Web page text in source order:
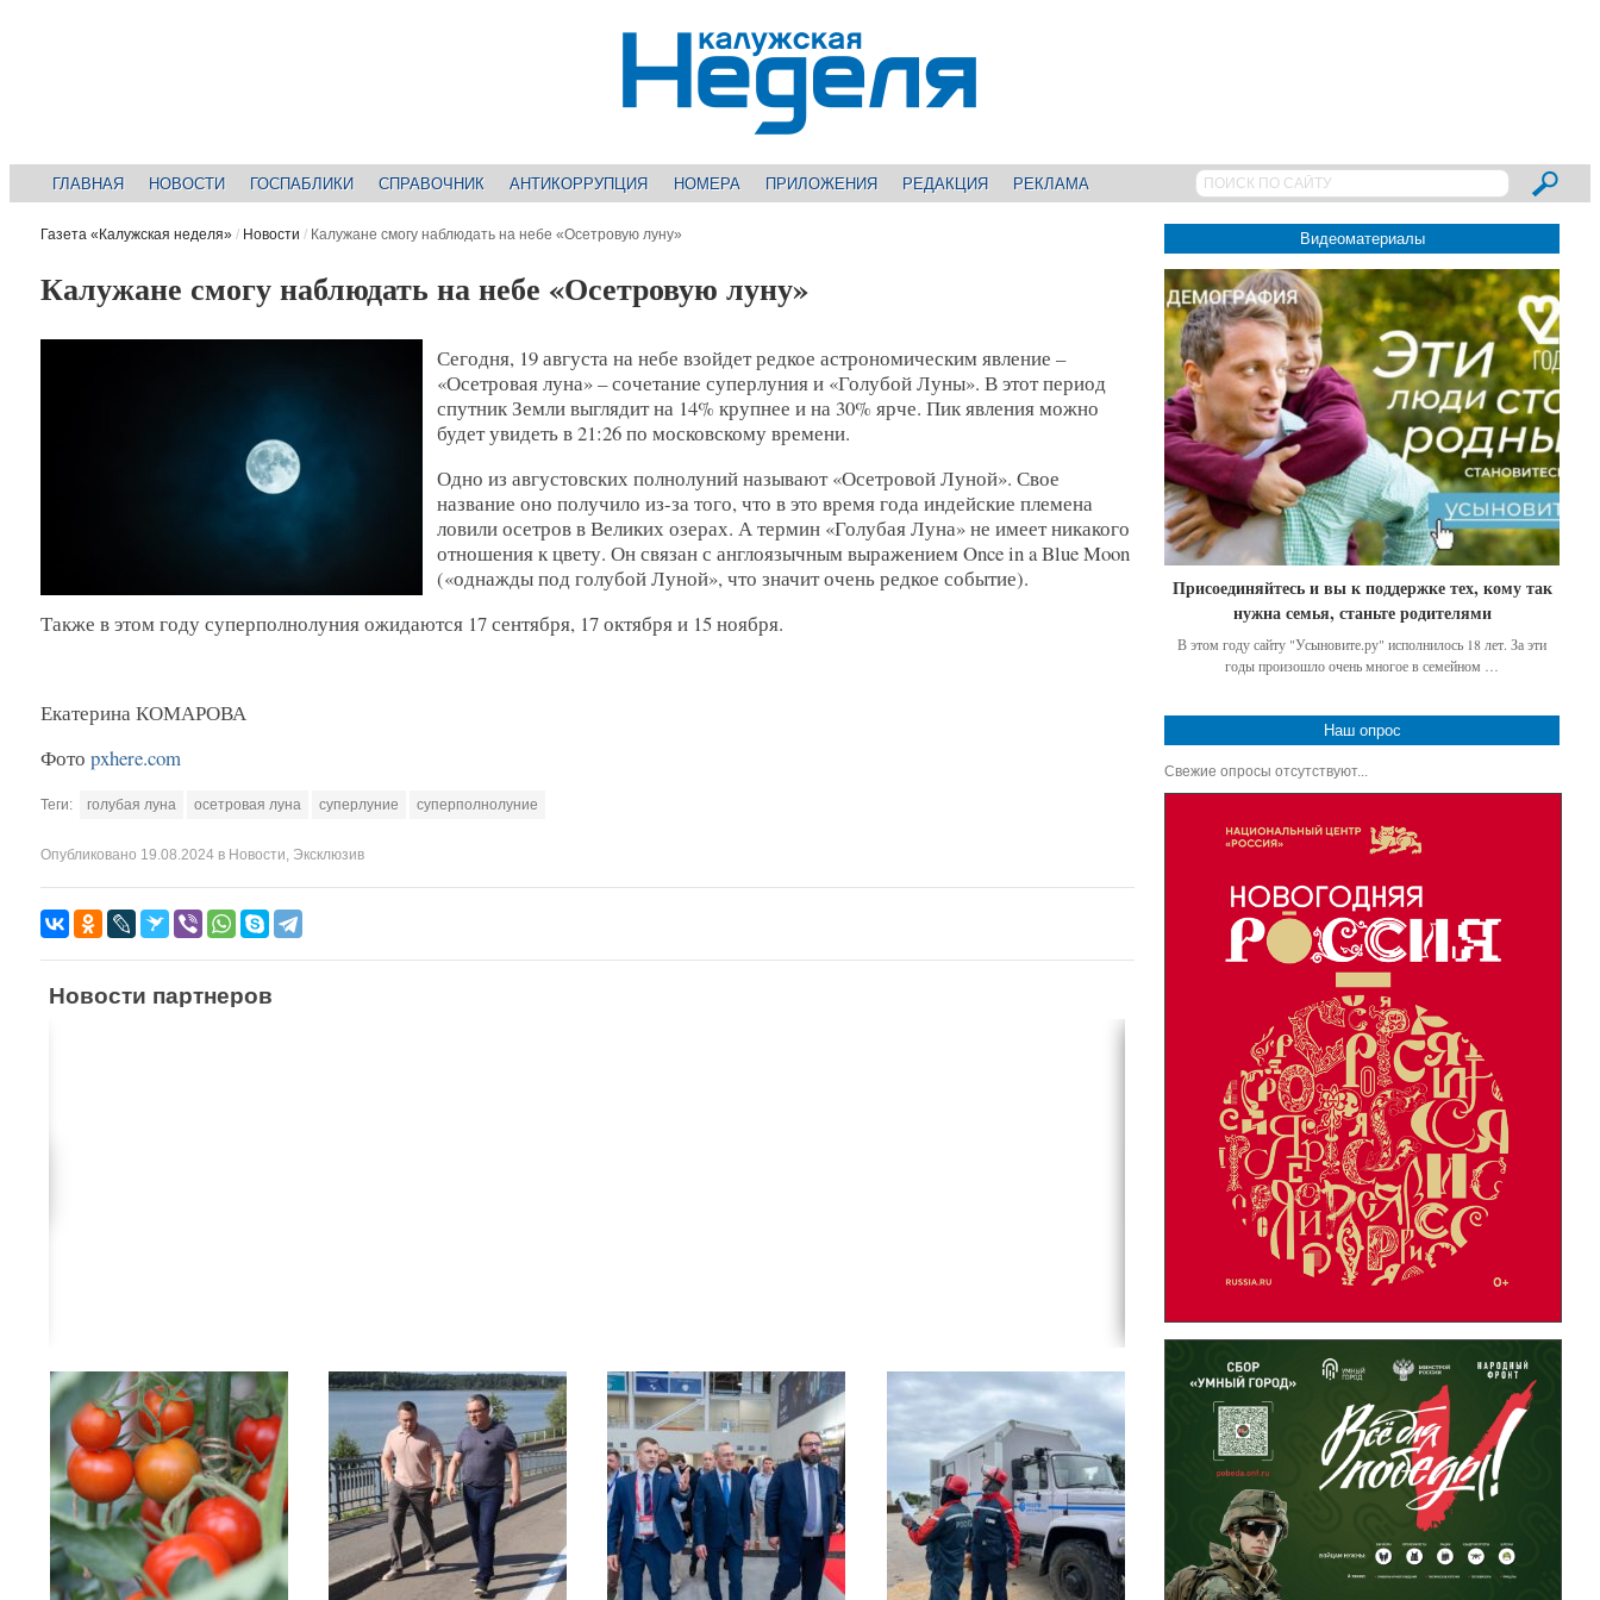
ГЛАВНАЯ НОВОСТИ ГОСПАБЛИКИ СПРАВОЧНИК АНТИКОРРУПЦИЯ НОМЕРА ПРИЛОЖЕНИЯ РЕДАКЦИЯ РЕКЛАМА
Газета «Калужская неделя» / Новости / Калужане смогу наблюдать на небе «Осетровую луну»
Калужане смогу наблюдать на небе «Осетровую луну»
Сегодня, 19 августа на небе взойдет редкое астрономическим явление –
«Осетровая луна» – сочетание суперлуния и «Голубой Луны». В этот период
спутник Земли выглядит на 14% крупнее и на 30% ярче. Пик явления можно
будет увидеть в 21:26 по московскому времени.
Одно из августовских полнолуний называют «Осетровой Луной». Свое
название оно получило из-за того, что в это время года индейские племена
ловили осетров в Великих озерах. А термин «Голубая Луна» не имеет никакого
отношения к цвету. Он связан с англоязычным выражением Once in a Blue Moon
(«однажды под голубой Луной», что значит очень редкое событие).
Также в этом году суперполнолуния ожидаются 17 сентября, 17 октября и 15 ноября.
Екатерина КОМАРОВА
Фото pxhere.com
Теги: голубая луна осетровая луна суперлуние суперполнолуние
Опубликовано 19.08.2024 в Новости, Эксклюзив
Новости партнеров
Видеоматериалы
Присоединяйтесь и вы к поддержке тех, кому так
нужна семья, станьте родителями
В этом году сайту "Усыновите.ру" исполнилось 18 лет. За эти
годы произошло очень многое в семейном …
Наш опрос
Свежие опросы отсутствуют...